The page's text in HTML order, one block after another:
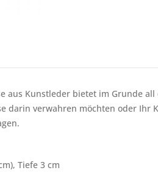
aus Kunstleder bietet im Grunde all
darin verwahren möchten oder Ihr
Tiefe 3 cm